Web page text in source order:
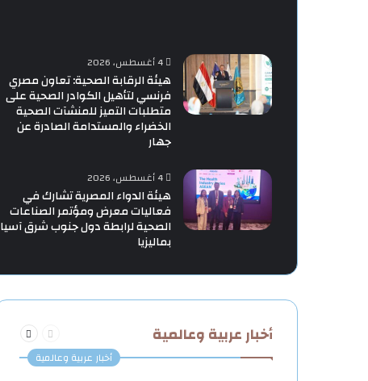
4 أغسطس، 2026
هيئة الرقابة الصحية: تعاون مصري
فرنسي لتأهيل الكوادر الصحية على
متطلبات التميز للمنشآت الصحية
الخضراء والمستدامة الصادرة عن
جهار
4 أغسطس، 2026
هيئة الدواء المصرية تشارك في
فعاليات معرض ومؤتمر الصناعات
الصحية لرابطة دول جنوب شرق آسيا
بماليزيا
أخبار عربية وعالمية
الصفحة
أخبار عربية وعالمية